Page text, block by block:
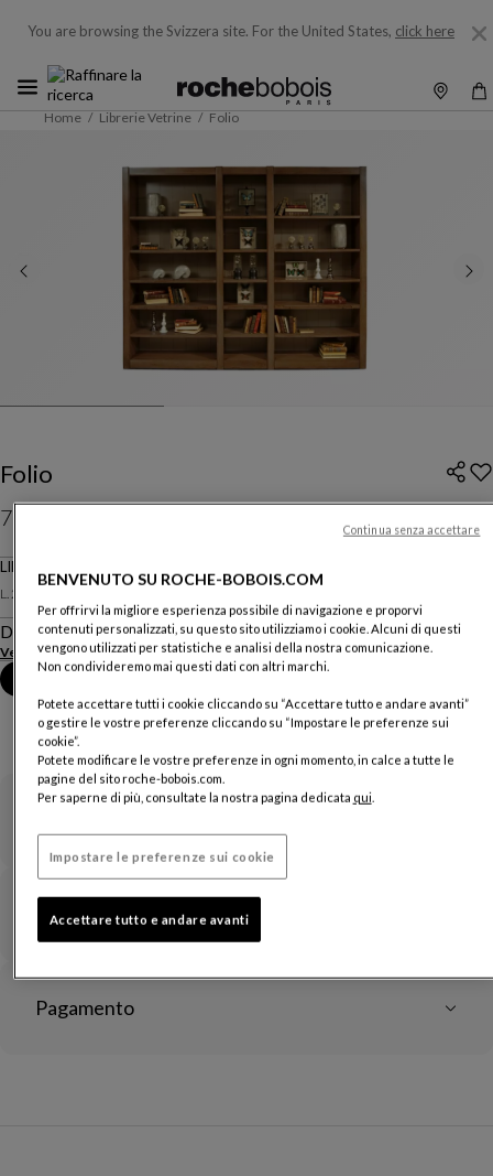
You are browsing the Svizzera site. For the United States, click here
Home Librerie Vetrine Folio
Folio
7 240 CHF
Prezzi esclusa consegna, valevoli in Svizzera
LIBRERIA COMPONIBILE
L. 282 X H. 236.2 X P. 37 Cm
Descrizione
Vedere di più
Fissare un appuntamento in negozio
Tempi di consegna
Pagamento
BENVENUTO SU ROCHE-BOBOIS.COM
Per offrirvi la migliore esperienza possibile di navigazione e proporvi
contenuti personalizzati, su questo sito utilizziamo i cookie. Alcuni di questi
vengono utilizzati per statistiche e analisi della nostra comunicazione.
Non condivideremo mai questi dati con altri marchi.
Potete accettare tutti i cookie cliccando su “Accettare tutto e andare avanti”
o gestire le vostre preferenze cliccando su “Impostare le preferenze sui
cookie”.
Potete modificare le vostre preferenze in ogni momento, in calce a tutte le
pagine del sito roche-bobois.com.
Per saperne di più, consultate la nostra pagina dedicata qui.
Impostare le preferenze sui cookie
Accettare tutto e andare avanti
Continua senza accettare